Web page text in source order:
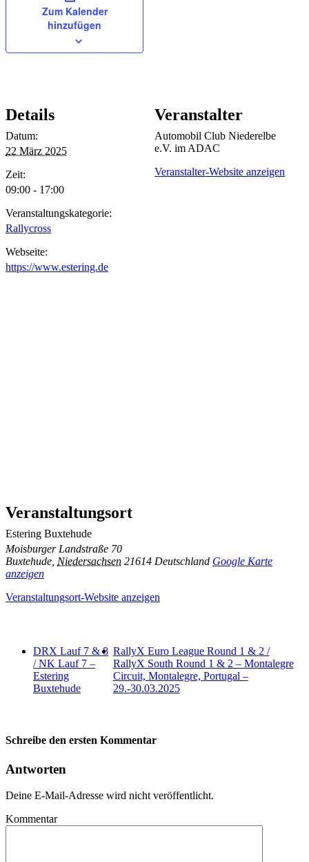
Zum Kalender
hinzufügen
Details
Datum:
22 März 2025
Zeit:
09:00 - 17:00
Veranstaltungskategorie:
Rallycross
Webseite:
https://www.estering.de
Veranstalter
Automobil Club Niederelbe
e.V. im ADAC
Veranstalter-Website anzeigen
Veranstaltungsort
Estering Buxtehude
Moisburger Landstraße 70
Buxtehude Niedersachsen 21614 Deutschland Google Karte
anzeigen
Veranstaltungsort-Website anzeigen
DRX Lauf 7 & 8
/ NK Lauf 7 –
Estering
Buxtehude
RallyX Euro League Round 1 & 2 /
RallyX South Round 1 & 2 – Montalegre
Circuit, Montalegre, Portugal –
29.-30.03.2025
Schreibe den ersten Kommentar
Antworten
Deine E-Mail-Adresse wird nicht veröffentlicht.
Kommentar